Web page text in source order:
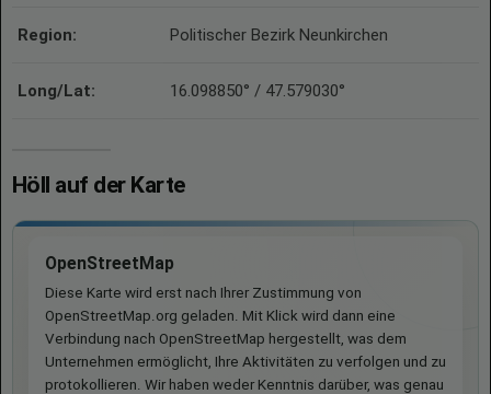
Region: Politischer Bezirk Neunkirchen
Long/Lat: 16.098850° / 47.579030°
Höll auf der Karte
OpenStreetMap
Diese Karte wird erst nach Ihrer Zustimmung von
OpenStreetMap.org geladen. Mit Klick wird dann eine
Verbindung nach OpenStreetMap hergestellt, was dem
Unternehmen ermöglicht, Ihre Aktivitäten zu verfolgen und zu
protokollieren. Wir haben weder Kenntnis darüber, was genau